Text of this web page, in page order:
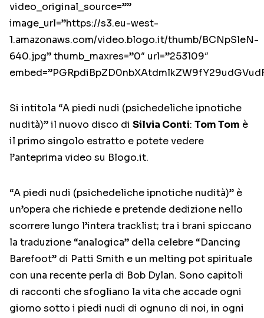
video_original_source=””
image_url=”https://s3.eu-west-
1.amazonaws.com/video.blogo.it/thumb/BCNpSleN-
640.jpg” thumb_maxres=”0″ url=”253109″
Si intitola “A piedi nudi (psichedeliche ipnotiche
nudità)” il nuovo disco di Silvia Conti: Tom Tom è
il primo singolo estratto e potete vedere
l’anteprima video su Blogo.it.
“A piedi nudi (psichedeliche ipnotiche nudità)” è
un’opera che richiede e pretende dedizione nello
scorrere lungo l’intera tracklist; tra i brani spiccano
la traduzione “analogica” della celebre “Dancing
Barefoot” di Patti Smith e un melting pot spirituale
con una recente perla di Bob Dylan. Sono capitoli
di racconti che sfogliano la vita che accade ogni
giorno sotto i piedi nudi di ognuno di noi, in ogni